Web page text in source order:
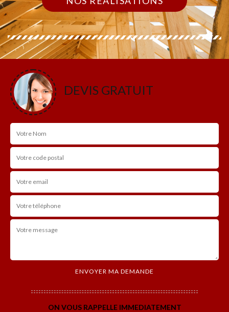
DEVIS GRATUIT
ON VOUS RAPPELLE IMMEDIATEMENT